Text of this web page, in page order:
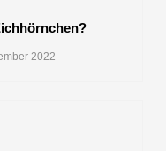
2022